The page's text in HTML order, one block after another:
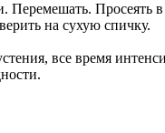
Просеять в
на сухую спичку.
все время